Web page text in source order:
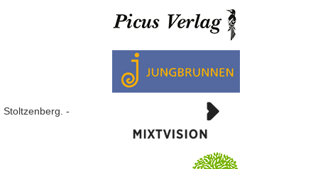
Stoltzenberg. -